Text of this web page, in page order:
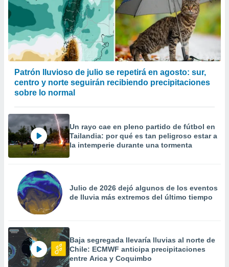
Patrón lluvioso de julio se repetirá en agosto: sur,
centro y norte seguirán recibiendo precipitaciones
sobre lo normal
Un rayo cae en pleno partido de fútbol en
Tailandia: por qué es tan peligroso estar a
la intemperie durante una tormenta
Julio de 2026 dejó algunos de los eventos
de lluvia más extremos del último tiempo
Baja segregada llevaría lluvias al norte de
Chile: ECMWF anticipa precipitaciones
entre Arica y Coquimbo